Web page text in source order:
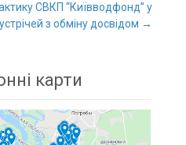
СВКП “Київводфонд” у
з обміну досвідом →
карти